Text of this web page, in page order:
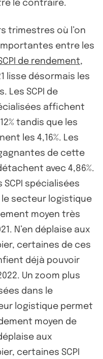
le contraire.
trimestres où l’on
entre les
de rendement,
lisse désormais les
Les SCPI de
affichent
tandis que les
les 4,16%. Les
de cette
avec 4,86%.
spécialisées
secteur logistique
moyen très
N’en déplaise aux
certaines de ces
déjà pouvoir
Un zoom plus
dans le
logistique permet
moyen de
aux
certaines SCPI